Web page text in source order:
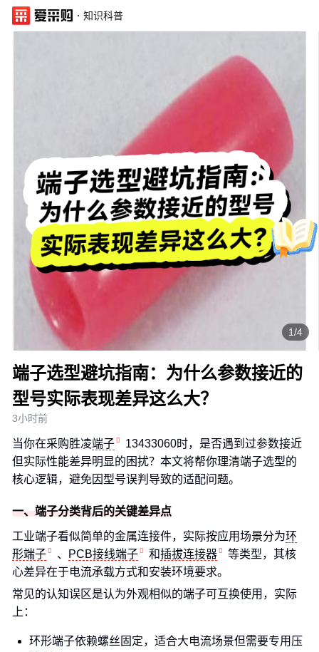
· 知识科普
1/4
端子选型避坑指南：为什么参数接近的
型号实际表现差异这么大？
3小时前
当你在采购胜凌端子
13433060时，是否遇到过参数接近
但实际性能差异明显的困扰？本文将帮你理清端子选型的
核心逻辑，避免因型号误判导致的适配问题。
一、端子分类背后的关键差异点
工业端子看似简单的金属连接件，实际按应用场景分为环
形端子
、 PCB接线端子 和插拔连接器
等类型，其核
心差异在于电流承载方式和安装环境要求。
常见的认知误区是认为外观相似的端子可互换使用，实际
上：
环形端子依赖螺丝固定，适合大电流场景但需要专用压